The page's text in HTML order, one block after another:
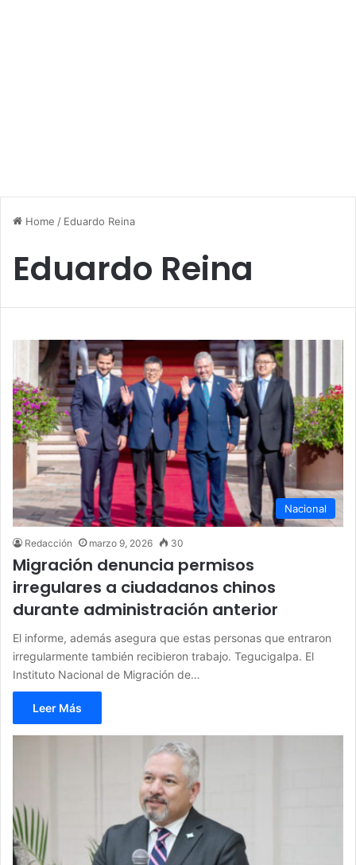
Home / Eduardo Reina
Eduardo Reina
Nacional
Redacción marzo 9, 2026 30
Migración denuncia permisos
irregulares a ciudadanos chinos
durante administración anterior
El informe, además asegura que estas personas que entraron
irregularmente también recibieron trabajo. Tegucigalpa. El
Instituto Nacional de Migración de…
Leer Más